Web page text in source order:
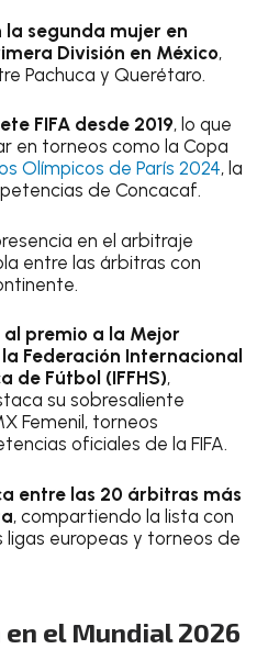
la segunda mujer en
División en México,
Pachuca y Querétaro.
FIFA desde 2019, lo que
en torneos como la Copa
Olímpicos de París 2024, la
de Concacaf.
en el arbitraje
entre las árbitras con
premio a la Mejor
Federación Internacional
de Fútbol (IFFHS),
su sobresaliente
Femenil, torneos
oficiales de la FIFA.
entre las 20 árbitras más
, compartiendo la lista con
ligas europeas y torneos de
el Mundial 2026